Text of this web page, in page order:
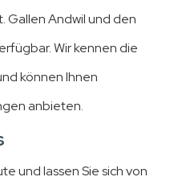
Gallen Andwil und den
Wir kennen die
können Ihnen
anbieten.
und lassen Sie sich von